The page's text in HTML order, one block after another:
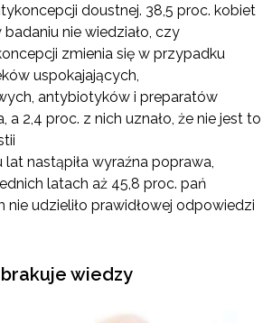
doustnej. 38,5 proc. kobiet
nie wiedziało, czy
zmienia się w przypadku
uspokajających,
antybiotyków i preparatów
a 2,4 proc. z nich uznało, że nie jest to
nastąpiła wyraźna poprawa,
latach aż 45,8 proc. pań
udzieliło prawidłowej odpowiedzi
wiedzy